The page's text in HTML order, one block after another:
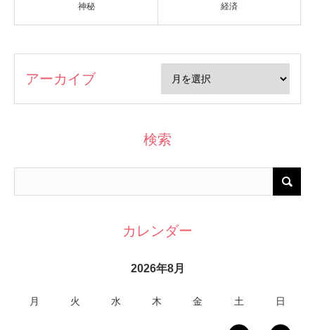
神秘 経済
アーカイブ
検索
カレンダー
2026年8月
月 火 水 木 金 土 日